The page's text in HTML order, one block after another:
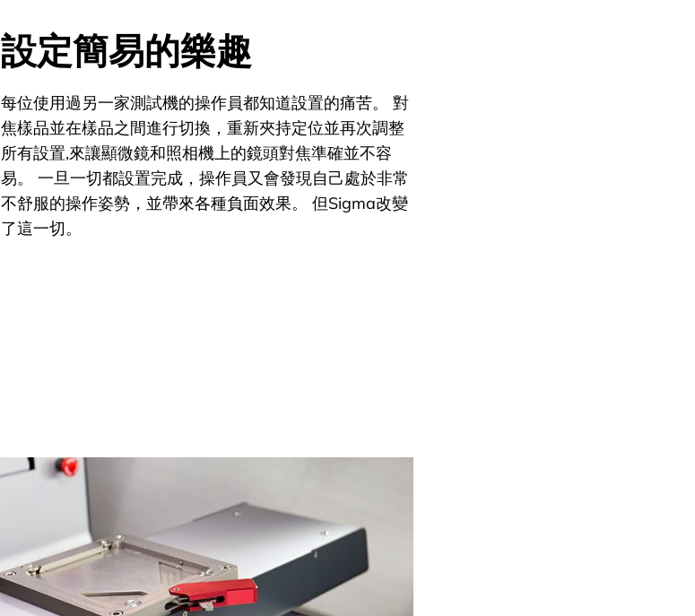
設定簡易的樂趣
每位使用過另一家測試機的操作員都知道設置的痛苦。 對
焦樣品並在樣品之間進行切換，重新夾持定位並再次調整
所有設置,來讓顯微鏡和照相機上的鏡頭對焦準確並不容
易。 一旦一切都設置完成，操作員又會發現自己處於非常
不舒服的操作姿勢，並帶來各種負面效果。 但Sigma改變
了這一切。